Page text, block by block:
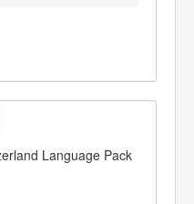
Language Pack